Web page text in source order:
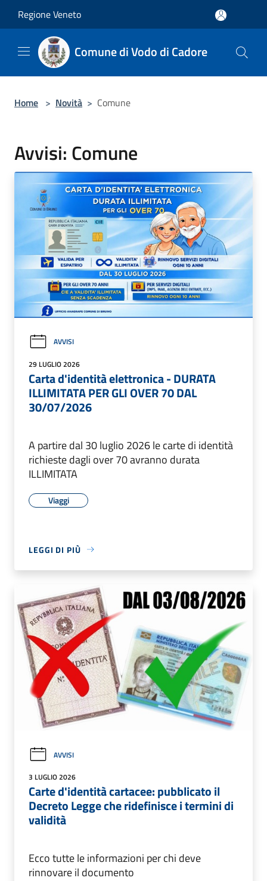
Regione Veneto
Comune di Vodo di Cadore
Home > Novità > Comune
Avvisi: Comune
AVVISI
29 LUGLIO 2026
Carta d'identità elettronica - DURATA
ILLIMITATA PER GLI OVER 70 DAL
30/07/2026
A partire dal 30 luglio 2026 le carte di identità
richieste dagli over 70 avranno durata
ILLIMITATA
Viaggi
LEGGI DI PIÙ
AVVISI
3 LUGLIO 2026
Carte d'identità cartacee: pubblicato il
Decreto Legge che ridefinisce i termini di
validità
Ecco tutte le informazioni per chi deve
rinnovare il documento